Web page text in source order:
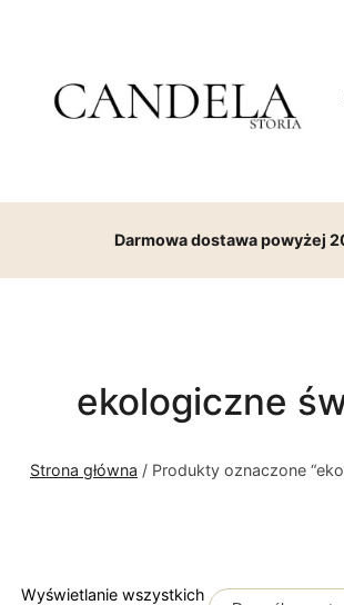
Darmowa dostawa powyżej
ekologiczne
Strona główna / Produkty oznaczone
Wyświetlanie wszystkich